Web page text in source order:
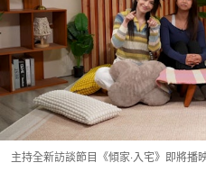
主持全新訪談節目《傾家‧入宅》即將播